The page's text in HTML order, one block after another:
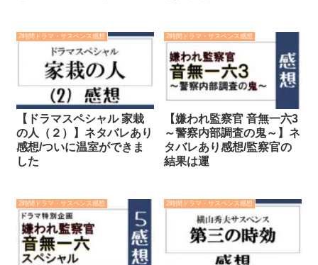
2時間ドラマ・サスペンス感想
【ドラマスペシャル 家栽
の人（２）】ネタバレあり
感想/ついに温室ができま
した
2時間ドラマ・サスペンス感想
【嫌われ監察官 音無一六3
～警察内部調査の鬼～】ネ
タバレあり感想/監察官の
結果は運
2時間ドラマ・サスペンス感想 2時間ドラマ・サスペンス感想